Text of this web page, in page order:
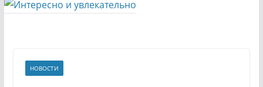
НОВОСТИ